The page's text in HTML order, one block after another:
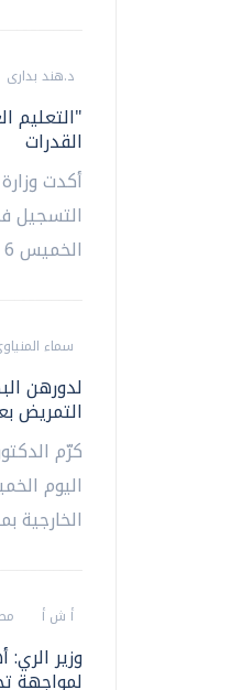
د.هند بدارى
"التعليم
القدرات
أكدت
التسجيل
الخميس 6 أغسطس 2026 وانه...
سماء
لدورهن
التمريض
كرّم
اليوم
الخارجية
أ ش أ
وزير
لمواجهة